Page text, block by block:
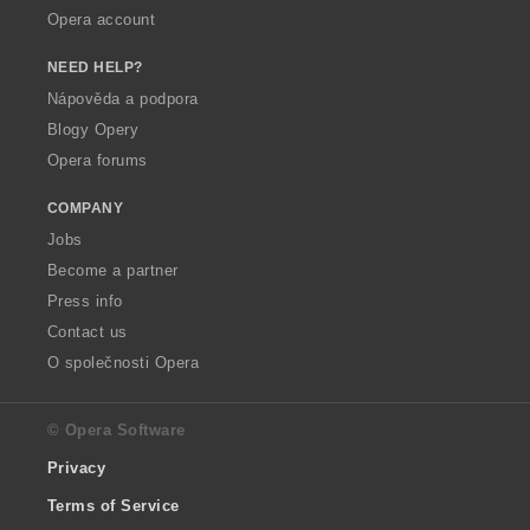
Opera account
NEED HELP?
Nápověda a podpora
Blogy Opery
Opera forums
COMPANY
Jobs
Become a partner
Press info
Contact us
O společnosti Opera
© Opera Software
Privacy
Terms of Service